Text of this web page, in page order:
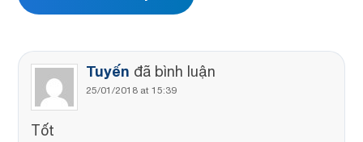
Tuyến đã bình luận
25/01/2018 at 15:39
Tốt